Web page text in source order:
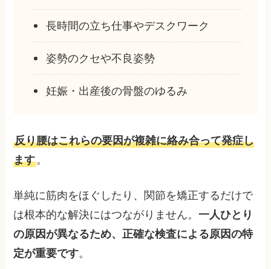
長時間の立ち仕事やデスクワーク
姿勢のクセや不良姿勢
妊娠・出産後の骨盤のゆるみ
反り腰はこれらの要因が複雑に絡み合って発症し
ます。
単純に筋肉をほぐしたり、関節を矯正するだけで
は根本的な解決にはつながりません。一人ひとり
の原因が異なるため、正確な検査による原因の特
定が重要です。